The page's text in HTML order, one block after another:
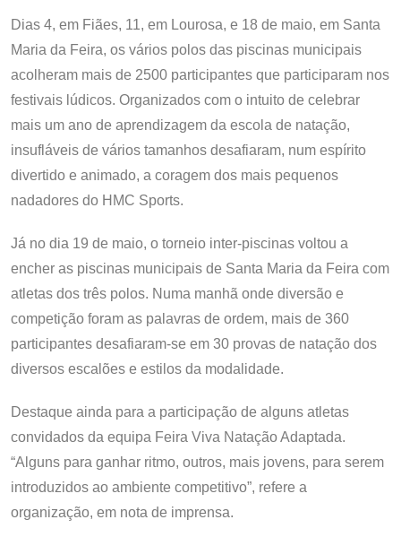
Dias 4, em Fiães, 11, em Lourosa, e 18 de maio, em Santa
Maria da Feira, os vários polos das piscinas municipais
acolheram mais de 2500 participantes que participaram nos
festivais lúdicos. Organizados com o intuito de celebrar
mais um ano de aprendizagem da escola de natação,
insufláveis de vários tamanhos desafiaram, num espírito
divertido e animado, a coragem dos mais pequenos
nadadores do HMC Sports.
Já no dia 19 de maio, o torneio inter-piscinas voltou a
encher as piscinas municipais de Santa Maria da Feira com
atletas dos três polos. Numa manhã onde diversão e
competição foram as palavras de ordem, mais de 360
participantes desafiaram-se em 30 provas de natação dos
diversos escalões e estilos da modalidade.
Destaque ainda para a participação de alguns atletas
convidados da equipa Feira Viva Natação Adaptada.
“Alguns para ganhar ritmo, outros, mais jovens, para serem
introduzidos ao ambiente competitivo”, refere a
organização, em nota de imprensa.